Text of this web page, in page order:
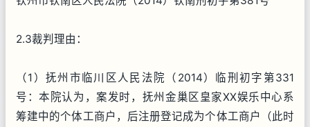
2.3裁判理由：
（1）抚州市临川区人民法院（2014）临刑初字第331
号：本院认为，案发时，抚州金巢区皇家XX娱乐中心系
筹建中的个体工商户，后注册登记成为个体工商户（此时